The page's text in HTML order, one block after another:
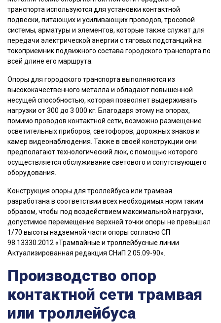
транспорта используются для установки контактной
подвески, питающих и усиливающих проводов, тросовой
системы, арматуры и элементов, которые также служат для
передачи электрической энергии с тяговых подстанций на
токоприемник подвижного состава городского транспорта по
всей длине его маршрута.
Опоры для городского транспорта выполняются из
высококачественного металла и обладают повышенной
несущей способностью, которая позволяет выдерживать
нагрузки от 300 до 3 000 кг. Благодаря этому на опорах,
помимо проводов контактной сети, возможно размещение
осветительных приборов, светофоров, дорожных знаков и
камер видеонаблюдения. Также в своей конструкции они
предполагают технологический люк, с помощью которого
осуществляется обслуживание светового и сопутствующего
оборудования.
Конструкция опоры для троллейбуса или трамвая
разработана в соответствии всех необходимых норм таким
образом, чтобы под воздействием максимальной нагрузки,
допустимое перемещение верхней точки опоры не превышал
1/70 высоты надземной части опоры согласно СП
98.13330.2012 «Трамвайные и троллейбусные линии
Актуализированная редакция СНиП 2.05.09-90».
Производство опор
контактной сети трамвая
или троллейбуса